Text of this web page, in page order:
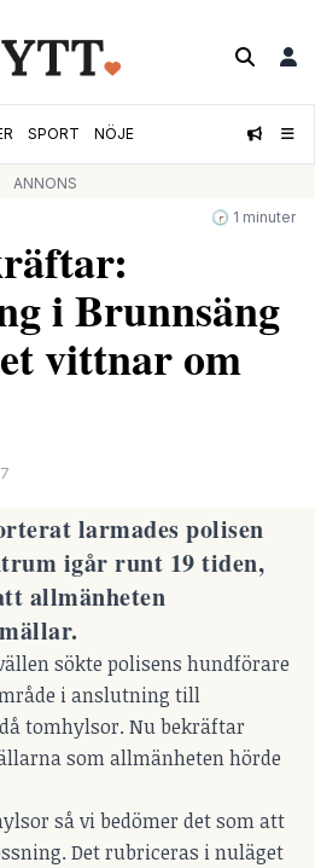
SPORT NÖJE
ANNONS
🕝 1 minuter
i Brunnsäng
vittnar om
larmades polisen
igår runt 19 tiden,
allmänheten
sökte polisens hundförare
i anslutning till
tomhylsor. Nu bekräftar
som allmänheten hörde
så vi bedömer det som att
Det rubriceras i nuläget